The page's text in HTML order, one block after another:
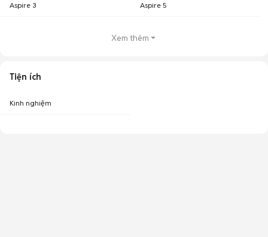
Aspire 3 Aspire 5
Xem thêm
Tiện ích
Kinh nghiệm